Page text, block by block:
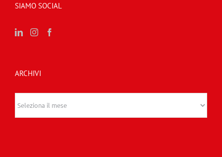
SIAMO SOCIAL
ARCHIVI